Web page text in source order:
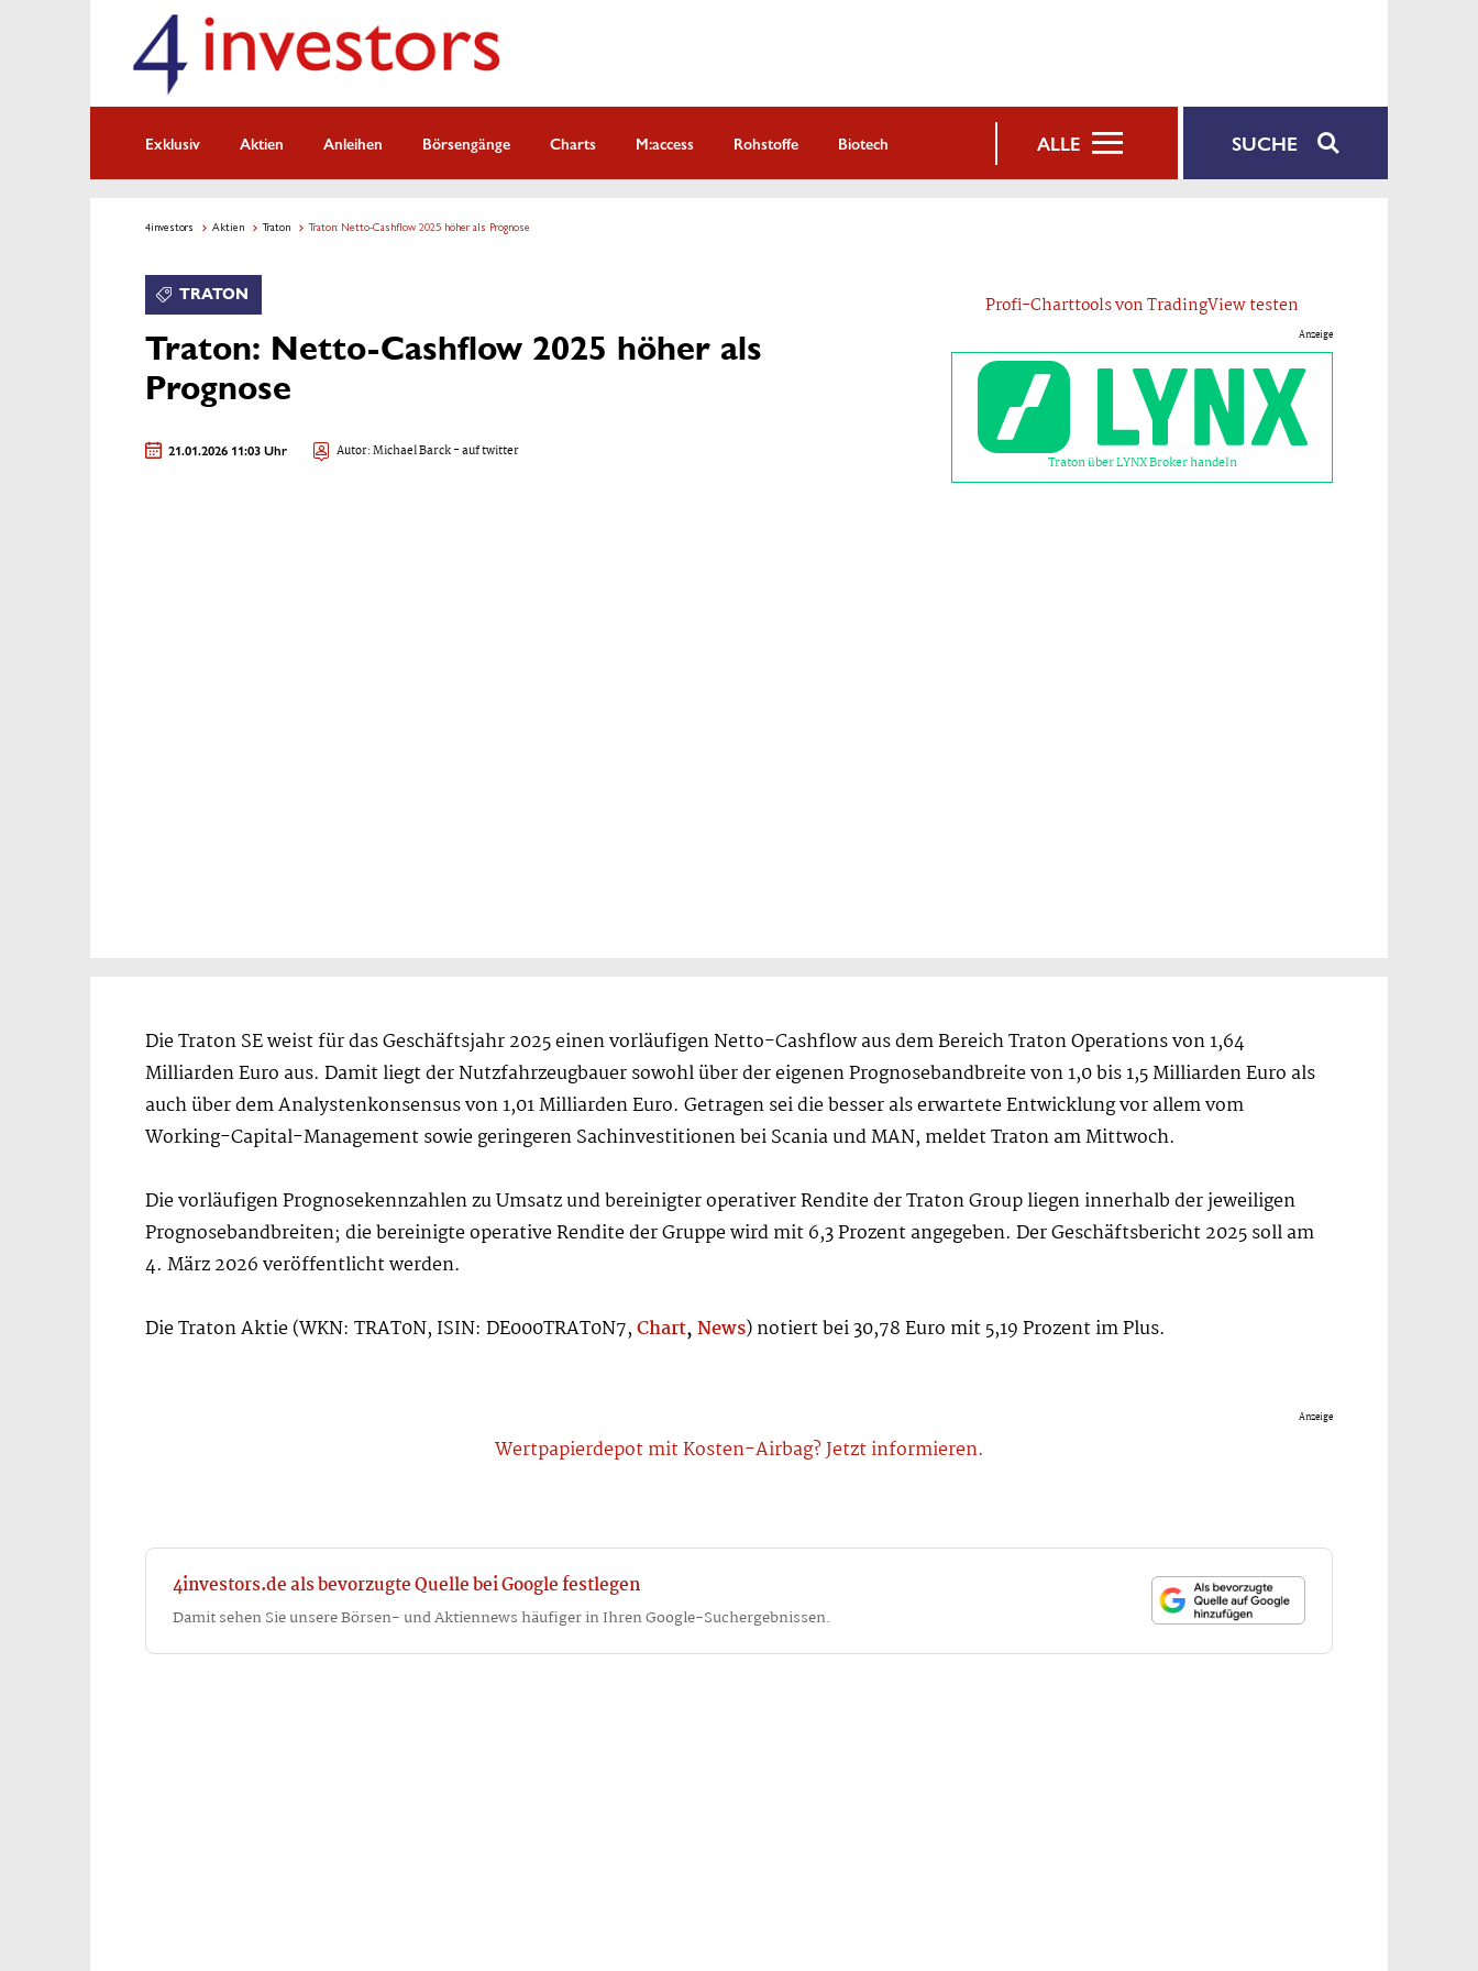
SUCHE
ALLE
Exklusiv Aktien Anleihen Börsengänge Charts M:access Rohstoffe Biotech
4investors Aktien Traton Traton: Netto-Cashflow 2025 höher als Prognose
TRATON
Traton: Netto-Cashflow 2025 höher als
Prognose
21.01.2026 11:03 Uhr Autor:Michael Barck- auf twitter
Profi-Charttools von TradingView testen
Anzeige
Traton über LYNX Broker handeln
Die Traton SE weist für das Geschäftsjahr 2025 einen vorläufigen Netto-Cashflow aus dem Bereich Traton Operations von 1,64
Milliarden Euro aus. Damit liegt der Nutzfahrzeugbauer sowohl über der eigenen Prognosebandbreite von 1,0 bis 1,5 Milliarden Euro als
auch über dem Analystenkonsensus von 1,01 Milliarden Euro. Getragen sei die besser als erwartete Entwicklung vor allem vom
Working-Capital-Management sowie geringeren Sachinvestitionen bei Scania und MAN, meldet Traton am Mittwoch.
Die vorläufigen Prognosekennzahlen zu Umsatz und bereinigter operativer Rendite der Traton Group liegen innerhalb der jeweiligen
Prognosebandbreiten; die bereinigte operative Rendite der Gruppe wird mit 6,3 Prozent angegeben. Der Geschäftsbericht 2025 soll am
4. März 2026 veröffentlicht werden.
Die Traton Aktie (WKN: TRAT0N, ISIN: DE000TRAT0N7,Chart,News) notiert bei 30,78 Euro mit 5,19 Prozent im Plus.
Anzeige
Wertpapierdepot mit Kosten-Airbag? Jetzt informieren.
4investors.de als bevorzugte Quelle bei Google festlegen
Damit sehen Sie unsere Börsen- und Aktiennews häufiger in Ihren Google-Suchergebnissen.